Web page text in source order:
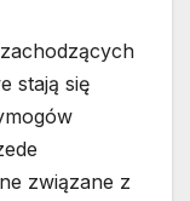
stają się
związane z